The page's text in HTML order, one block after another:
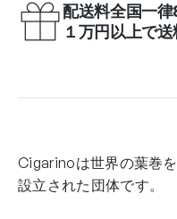
配送料全国一
１万円以上で
Cigarinoは世界の葉巻
設立された団体です。